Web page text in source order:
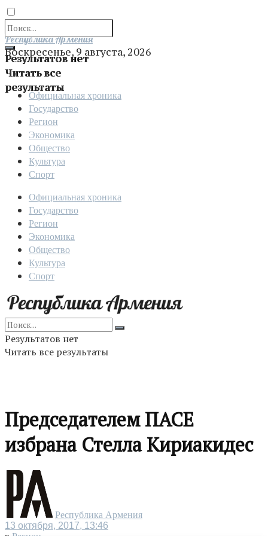
Результатов нет
Читать все
результаты
Отправить
Республика Армения
Воскресенье, 9 августа, 2026
Официальная хроника
Государство
Регион
Экономика
Общество
Культура
Спорт
Официальная хроника
Государство
Регион
Экономика
Общество
Культура
Спорт
Результатов нет
Читать все результаты
Председателем ПАСЕ
избрана Стелла Кириакидес
Республика Армения
13 октября, 2017, 13:46